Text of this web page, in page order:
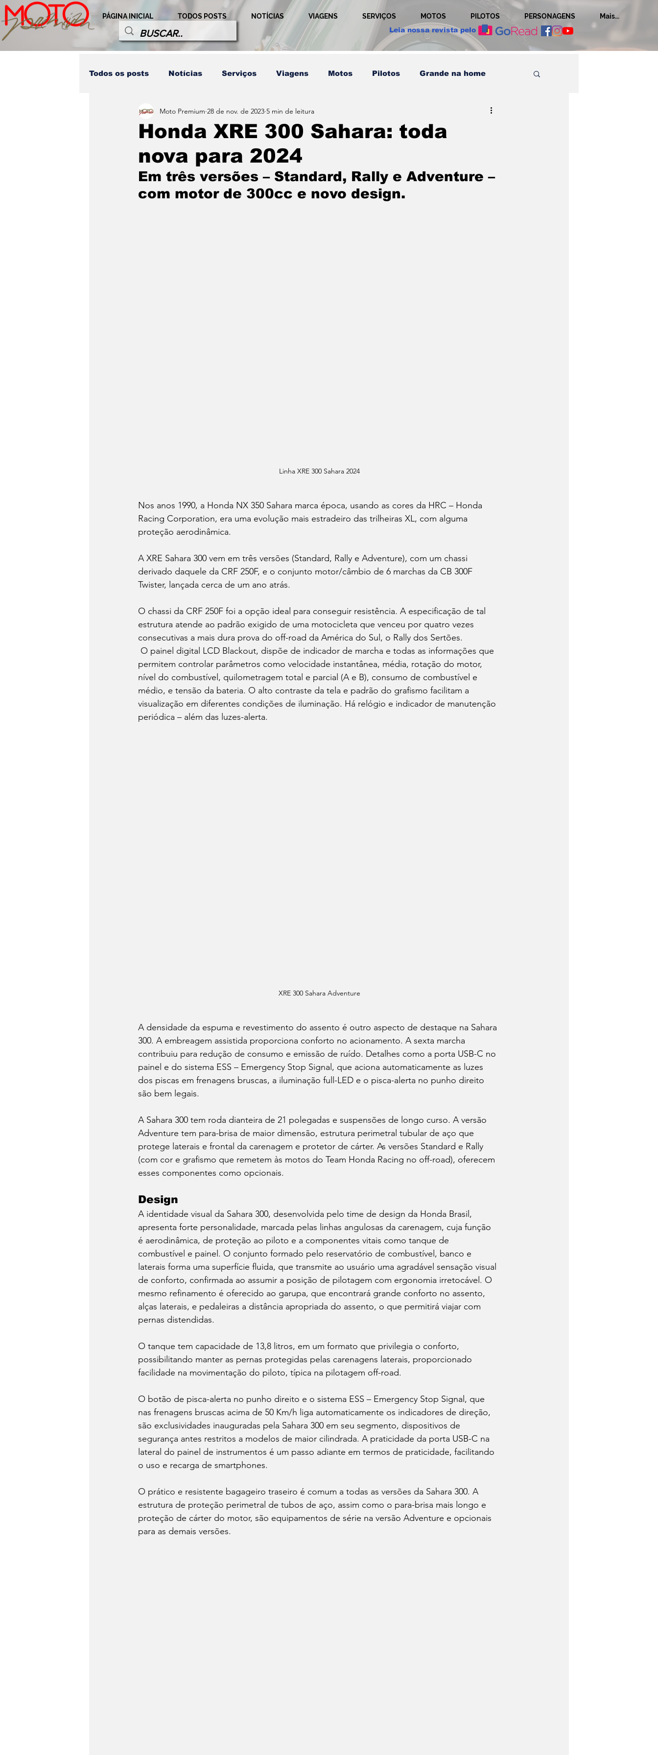
PÁGINA INICIAL TODOS POSTS NOTÍCIAS VIAGENS SERVIÇOS MOTOS PILOTOS PERSONAGENS
Mais...
Leia nossa revista pelo
Todos os posts Notícias Serviços Viagens Motos Pilotos Grande na home
Destaques Honda Competição Técnicas
Modalidades Personagem Pilotos Relação
Home LD Destaques Últimos Post
Honda XRE 300 Sahara: toda
nova para 2024
Moto Premium 28 de nov. de 2023 5 min de leitura
Em três versões – Standard, Rally e Adventure –
com motor de 300cc e novo design.
Linha XRE 300 Sahara 2024
Nos anos 1990, a Honda NX 350 Sahara marca época, usando as cores da HRC – Honda
Racing Corporation, era uma evolução mais estradeiro das trilheiras XL, com alguma
proteção aerodinâmica.
A XRE Sahara 300 vem em três versões (Standard, Rally e Adventure), com um chassi
derivado daquele da CRF 250F, e o conjunto motor/câmbio de 6 marchas da CB 300F
Twister, lançada cerca de um ano atrás.
O chassi da CRF 250F foi a opção ideal para conseguir resistência. A especificação de tal
estrutura atende ao padrão exigido de uma motocicleta que venceu por quatro vezes
consecutivas a mais dura prova do off-road da América do Sul, o Rally dos Sertões.
permitem controlar parâmetros como velocidade instantânea, média, rotação do motor,
nível do combustível, quilometragem total e parcial (A e B), consumo de combustível e
médio, e tensão da bateria. O alto contraste da tela e padrão do grafismo facilitam a
visualização em diferentes condições de iluminação. Há relógio e indicador de manutenção
periódica – além das luzes-alerta.
XRE 300 Sahara Adventure
A densidade da espuma e revestimento do assento é outro aspecto de destaque na Sahara
300. A embreagem assistida proporciona conforto no acionamento. A sexta marcha
contribuiu para redução de consumo e emissão de ruído. Detalhes como a porta USB-C no
painel e do sistema ESS – Emergency Stop Signal, que aciona automaticamente as luzes
dos piscas em frenagens bruscas, a iluminação full-LED e o pisca-alerta no punho direito
são bem legais.
A Sahara 300 tem roda dianteira de 21 polegadas e suspensões de longo curso. A versão
Adventure tem para-brisa de maior dimensão, estrutura perimetral tubular de aço que
protege laterais e frontal da carenagem e protetor de cárter. As versões Standard e Rally
(com cor e grafismo que remetem às motos do Team Honda Racing no off-road), oferecem
esses componentes como opcionais.
Design
A identidade visual da Sahara 300, desenvolvida pelo time de design da Honda Brasil,
apresenta forte personalidade, marcada pelas linhas angulosas da carenagem, cuja função
é aerodinâmica, de proteção ao piloto e a componentes vitais como tanque de
combustível e painel. O conjunto formado pelo reservatório de combustível, banco e
laterais forma uma superfície fluida, que transmite ao usuário uma agradável sensação visual
de conforto, confirmada ao assumir a posição de pilotagem com ergonomia irretocável. O
mesmo refinamento é oferecido ao garupa, que encontrará grande conforto no assento,
alças laterais, e pedaleiras a distância apropriada do assento, o que permitirá viajar com
pernas distendidas.
O tanque tem capacidade de 13,8 litros, em um formato que privilegia o conforto,
possibilitando manter as pernas protegidas pelas carenagens laterais, proporcionado
facilidade na movimentação do piloto, típica na pilotagem off-road.
O botão de pisca-alerta no punho direito e o sistema ESS – Emergency Stop Signal, que
nas frenagens bruscas acima de 50 Km/h liga automaticamente os indicadores de direção,
são exclusividades inauguradas pela Sahara 300 em seu segmento, dispositivos de
segurança antes restritos a modelos de maior cilindrada. A praticidade da porta USB-C na
lateral do painel de instrumentos é um passo adiante em termos de praticidade, facilitando
o uso e recarga de smartphones.
O prático e resistente bagageiro traseiro é comum a todas as versões da Sahara 300. A
estrutura de proteção perimetral de tubos de aço, assim como o para-brisa mais longo e
proteção de cárter do motor, são equipamentos de série na versão Adventure e opcionais
para as demais versões.